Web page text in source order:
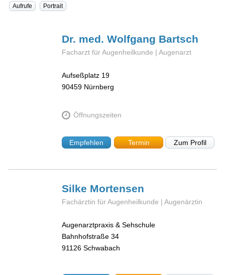
Aufrufe
Portrait
Dr. med. Wolfgang Bartsch
Facharzt für Augenheilkunde | Augenarzt
Aufseßplatz 19
90459 Nürnberg
Öffnungszeiten
Empfehlen Termin Zum Profil
Silke Mortensen
Fachärztin für Augenheilkunde | Augenärztin
Augenarztpraxis & Sehschule
Bahnhofstraße 34
91126 Schwabach